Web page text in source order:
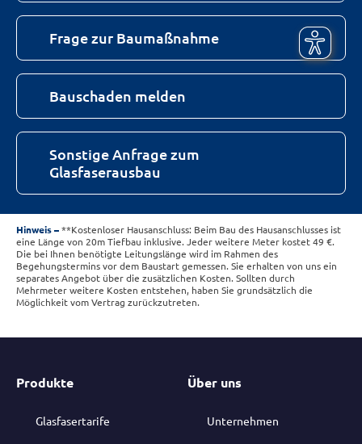
Frage zur Baumaßnahme
Bauschaden melden
Sonstige Anfrage zum
Glasfaserausbau
Hinweis
**Kostenloser Hausanschluss: Beim Bau des Hausanschlusses ist
eine Länge von 20m Tiefbau inklusive. Jeder weitere Meter kostet 49 €.
Die bei Ihnen benötigte Leitungslänge wird im Rahmen des
Begehungstermins vor dem Baustart gemessen. Sie erhalten von uns ein
separates Angebot über die zusätzlichen Kosten. Sollten durch
Mehrmeter weitere Kosten entstehen, haben Sie grundsätzlich die
Möglichkeit vom Vertrag zurückzutreten.
Produkte
Glasfasertarife
Über uns
Unternehmen